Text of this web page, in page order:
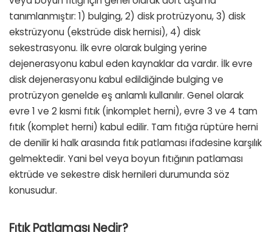
tanımlanmıştır: 1) bulging, 2) disk protrüzyonu, 3) disk
ekstrüzyonu (ekstrüde disk hernisi), 4) disk
sekestrasyonu. İlk evre olarak bulging yerine
dejenerasyonu kabul eden kaynaklar da vardır. İlk evre
disk dejenerasyonu kabul edildiğinde bulging ve
protrüzyon genelde eş anlamlı kullanılır. Genel olarak
evre 1 ve 2 kısmi fıtık (inkomplet herni), evre 3 ve 4 tam
fıtık (komplet herni) kabul edilir. Tam fıtığa rüptüre herni
de denilir ki halk arasında fıtık patlaması ifadesine karşılık
gelmektedir. Yani bel veya boyun fıtığının patlaması
ektrüde ve sekestre disk hernileri durumunda söz
konusudur.
Fıtık Patlaması Nedir?